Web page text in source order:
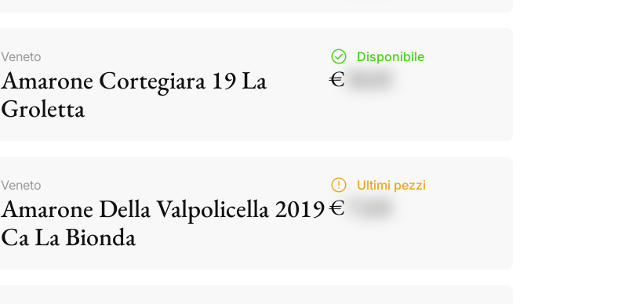
Veneto
Amarone Cortegiara 19 La
Groletta
Disponibile
€
Veneto
Amarone Della Valpolicella 2019
Ca La Bionda
Ultimi pezzi
€